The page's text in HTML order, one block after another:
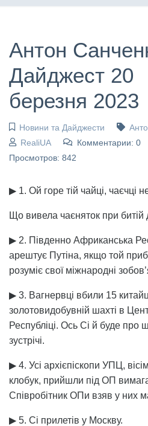
Антон
Дайджест 20
березня 2023
Новини та Дайджести
RealiUA
Комментарии: 0
Просмотров: 842
▶ 1. Ой горе тій чайці, чаєчці
Що вивела чаєняток при битій
▶ 2. Південно Африканська
арештує Путіна, якщо той
розуміє свої міжнародні
▶ 3. Вагнервці вбили 15
золотовидобувній шахті в
Республіці. Ось Сі й буде про
зустрічі.
▶ 4. Усі архієпіскопи УПЦ,
клобук, прийшли під ОП
Співробітник ОПи взяв у них
▶ 5. Сі прилетів у Москву.